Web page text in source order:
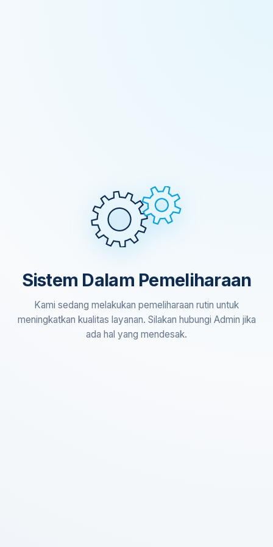
Sistem Dalam Pemeliharaan
Kami sedang melakukan pemeliharaan rutin untuk
meningkatkan kualitas layanan. Silakan hubungi Admin jika
ada hal yang mendesak.